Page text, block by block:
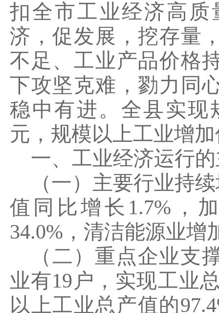
扣全市工业经济高
济，促发展，挖存量
不足、工业产品价格
下攻坚克难，勠力同
稳中有进。全县实
元，规模以上工业增
一、工业经济运行
（一）主要行业持
值同比增长 1.7% ，
34.0% ，清洁能源业增
（二）重点企业支
业有19 户，实现工业
以上工业总产值的